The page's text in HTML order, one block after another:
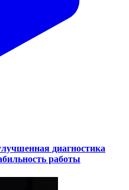
диагностика
работы